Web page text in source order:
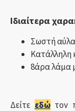
Ιδιαίτερα
Σωστή
Κατάλληλη
8άρα λάμα
Δείτε εδώτον